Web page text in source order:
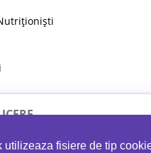
utilizeaza fisiere de tip